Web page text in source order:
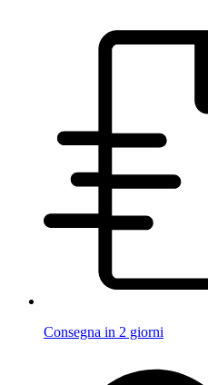
Consegna in 2 giorni